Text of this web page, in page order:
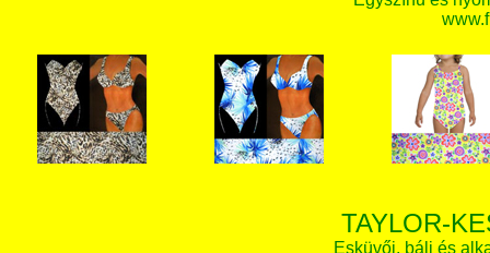
TAYLOR-
Esküvői, báli és